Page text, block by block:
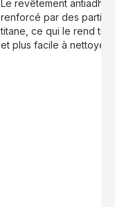
Le revêtement
renforcé par des
titane, ce qui le rend
et plus facile à nettoyer